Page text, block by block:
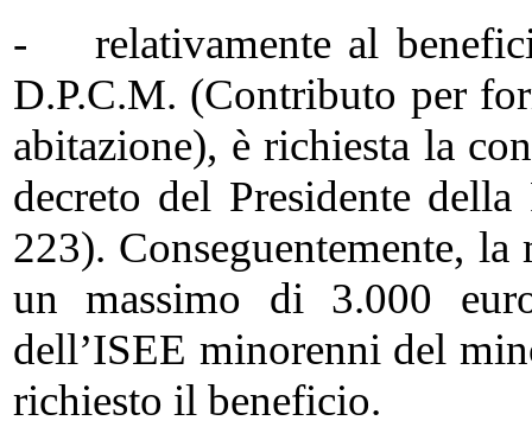
- relativamente al
D.P.C.M. (Contributo per
abitazione), è richiesta la
decreto del Presidente
223). Conseguentemente,
un massimo di 3.000
dell’ISEE minorenni del
richiesto il beneficio.